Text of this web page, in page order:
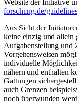
Website der Initiative
forschung.de/guidelines
Aus Sicht der
keine einzig und allein
Aufgabenstellung und
Vorgehensweisen
individuelle
nähern und enthalten
Gattungen
auch Grenzen
noch überwunden